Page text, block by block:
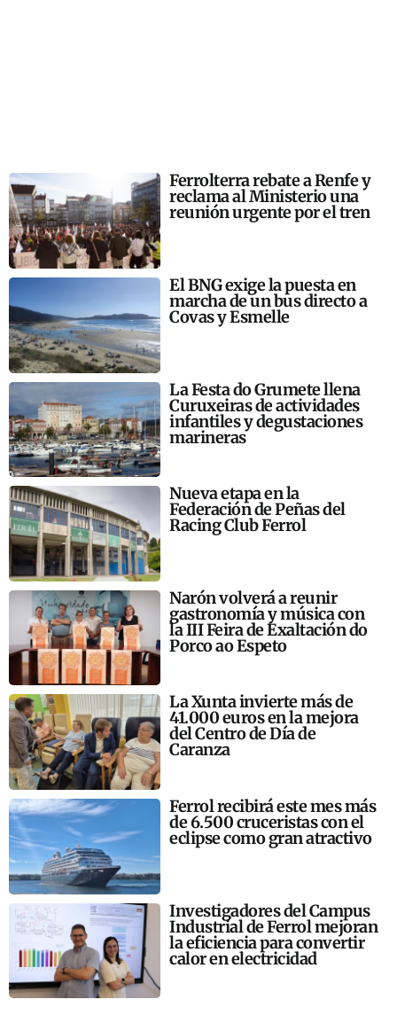
Ferrolterra rebate a Renfe y
reclama al Ministerio una
reunión urgente por el tren
El BNG exige la puesta en
marcha de un bus directo a
Covas y Esmelle
La Festa do Grumete llena
Curuxeiras de actividades
infantiles y degustaciones
marineras
Nueva etapa en la
Federación de Peñas del
Racing Club Ferrol
Narón volverá a reunir
gastronomía y música con
la III Feira de Exaltación do
Porco ao Espeto
La Xunta invierte más de
41.000 euros en la mejora
del Centro de Día de
Caranza
Ferrol recibirá este mes más
de 6.500 cruceristas con el
eclipse como gran atractivo
Investigadores del Campus
Industrial de Ferrol mejoran
la eficiencia para convertir
calor en electricidad